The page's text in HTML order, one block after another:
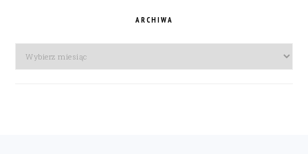
ARCHIWA
Archiwa